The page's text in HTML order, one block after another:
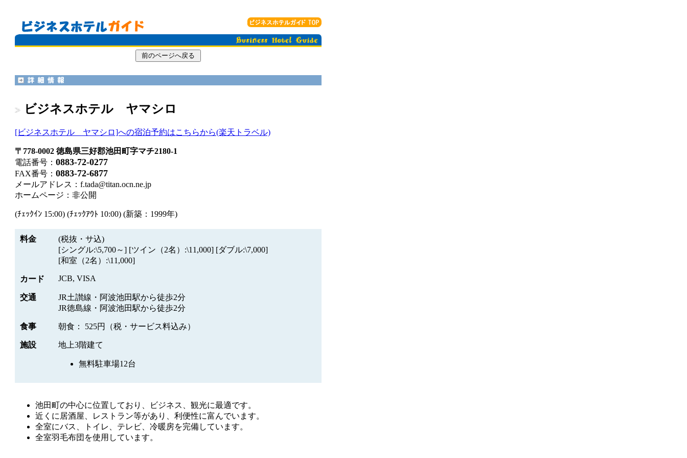
ビジネスホテル ヤマシロ
[ビジネスホテル ヤマシロ]への宿泊予約はこちらから(楽天トラベル)
〒778-0002 徳島県三好郡池田町字マチ2180-1
電話番号： 0883-72-0277
FAX番号： 0883-72-6877
メールアドレス： f.tada@titan.ocn.ne.jp
ホームページ： 非公開
(ﾁｪｯｸｲﾝ 15:00) (ﾁｪｯｸｱｳﾄ 10:00) (新築：1999年)
料金
(税抜・サ込)
[シングル:\5,700～] [ツイン（2名）:\11,000] [ダブル:\7,000]
[和室（2名）:\11,000]
カード JCB, VISA
交通
JR土讃線・阿波池田駅から徒歩2分
JR徳島線・阿波池田駅から徒歩2分
食事 朝食： 525円（税・サービス料込み）
施設 地上3階建て
無料駐車場12台
池田町の中心に位置しており、ビジネス、観光に最適です。
近くに居酒屋、レストラン等があり、利便性に富んでいます。
全室にバス、トイレ、テレビ、冷暖房を完備しています。
全室羽毛布団を使用しています。